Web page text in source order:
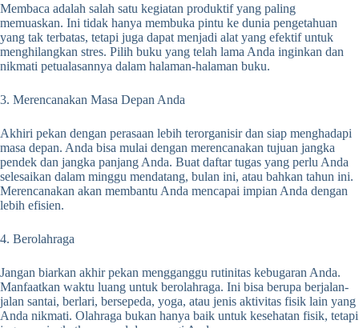
Membaca adalah salah satu kegiatan produktif yang paling
memuaskan. Ini tidak hanya membuka pintu ke dunia pengetahuan
yang tak terbatas, tetapi juga dapat menjadi alat yang efektif untuk
menghilangkan stres. Pilih buku yang telah lama Anda inginkan dan
nikmati petualasannya dalam halaman-halaman buku.
3. Merencanakan Masa Depan Anda
Akhiri pekan dengan perasaan lebih terorganisir dan siap menghadapi
masa depan. Anda bisa mulai dengan merencanakan tujuan jangka
pendek dan jangka panjang Anda. Buat daftar tugas yang perlu Anda
selesaikan dalam minggu mendatang, bulan ini, atau bahkan tahun ini.
Merencanakan akan membantu Anda mencapai impian Anda dengan
lebih efisien.
4. Berolahraga
Jangan biarkan akhir pekan mengganggu rutinitas kebugaran Anda.
Manfaatkan waktu luang untuk berolahraga. Ini bisa berupa berjalan-
jalan santai, berlari, bersepeda, yoga, atau jenis aktivitas fisik lain yang
Anda nikmati. Olahraga bukan hanya baik untuk kesehatan fisik, tetapi